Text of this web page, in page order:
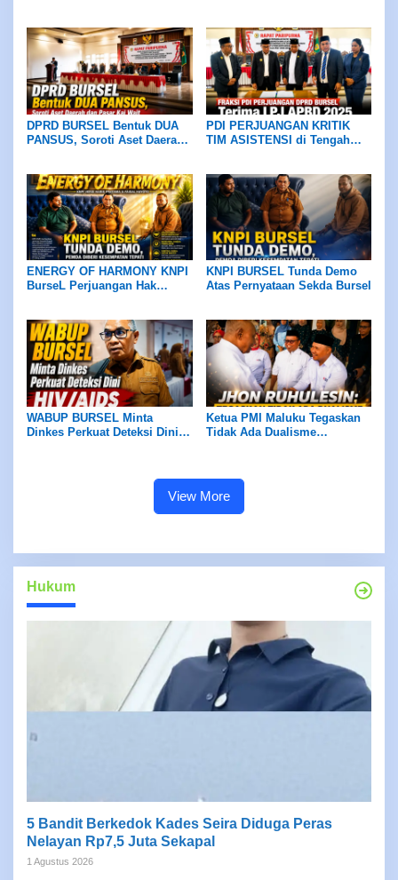
Kritis
Tangan
DPRD BURSEL Bentuk DUA
PANSUS, Soroti Aset Daerah
PDI PERJUANGAN KRITIK
TIM ASISTENSI di Tengah
Catatan
ENERGY OF HARMONY KNPI
BurseL Perjuangan Hak
KNPI BURSEL Tunda Demo
Atas Pernyataan Sekda Bursel
WABUP BURSEL Minta
Dinkes Perkuat Deteksi Dini
Ketua PMI Maluku Tegaskan
Tidak Ada Dualisme
View More
Hukum
5 Bandit Berkedok Kades Seira Diduga Peras
Nelayan Rp7,5 Juta Sekapal
1 Agustus 2026